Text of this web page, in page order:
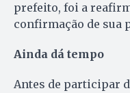
prefeito, foi a
confirmação de sua
Ainda dá tempo
Antes de participar